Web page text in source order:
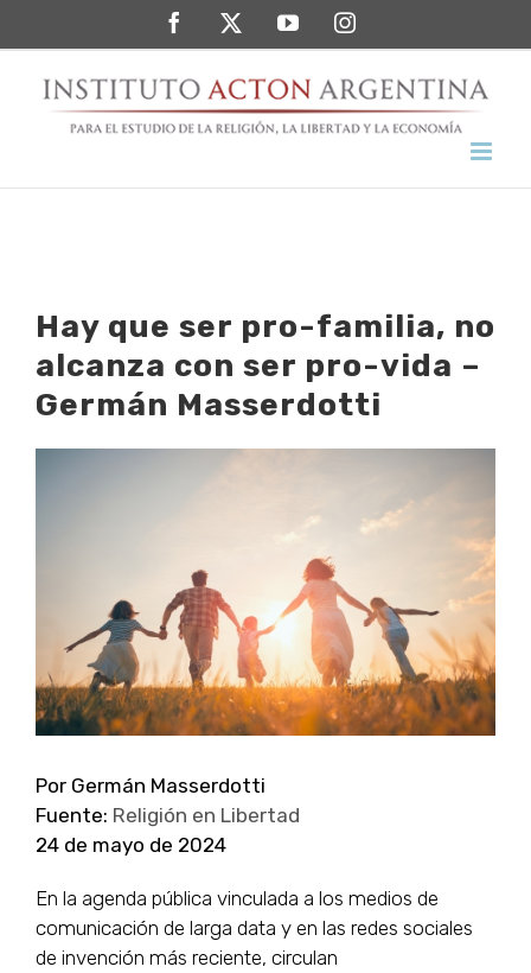
al
contenido
FacebookTwitterYouTubeInstagram
Hay que ser pro-familia, no
alcanza con ser pro-vida –
Germán Masserdotti
Por Germán Masserdotti
Fuente: Religión en Libertad
24 de mayo de 2024
En la agenda pública vinculada a los medios de
comunicación de larga data y en las redes sociales
de invención más reciente, circulan